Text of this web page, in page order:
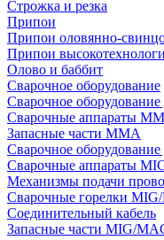
Строжка и резка
Припои
Припои оловянно-
Припои
Олово и баббит
Сварочное оборудование
Сварочное
Сварочные аппараты
Запасные части MMA
Сварочное
Сварочные аппараты
Механизмы подачи
Сварочные горелки
Соединительный кабель
Запасные части MIG/